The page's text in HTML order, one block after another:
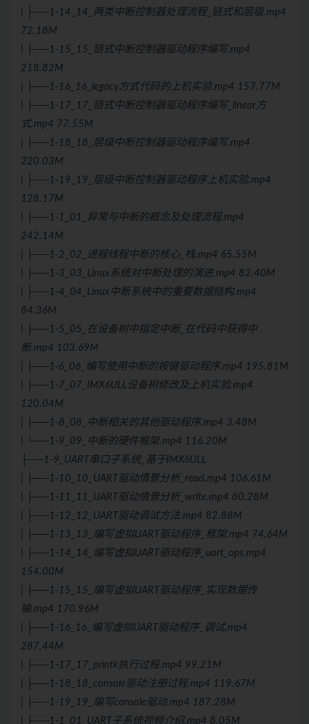
| ├──1-14_14_两类中断控制器处理流程_链式和层级.mp4
72.18M
| ├──1-15_15_链式中断控制器驱动程序编写.mp4
218.82M
| ├──1-16_16_legacy方式代码的上机实验.mp4 157.77M
| ├──1-17_17_链式中断控制器驱动程序编写_linear方
式.mp4 77.55M
| ├──1-18_18_层级中断控制器驱动程序编写.mp4
220.03M
| ├──1-19_19_层级中断控制器驱动程序上机实验.mp4
128.17M
| ├──1-1_01_异常与中断的概念及处理流程.mp4
242.14M
| ├──1-2_02_进程线程中断的核心_栈.mp4 65.55M
| ├──1-3_03_Linux系统对中断处理的演进.mp4 82.40M
| ├──1-4_04_Linux中断系统中的重要数据结构.mp4
84.36M
| ├──1-5_05_在设备树中指定中断_在代码中获得中
断.mp4 103.69M
| ├──1-6_06_编写使用中断的按键驱动程序.mp4 195.81M
| ├──1-7_07_IMX6ULL设备树修改及上机实验.mp4
120.04M
| ├──1-8_08_中断相关的其他驱动程序.mp4 3.48M
| └──1-9_09_中断的硬件框架.mp4 116.20M
├──1-9_UART串口子系统_基于IMX6ULL
| ├──1-10_10_UART驱动情景分析_read.mp4 106.61M
| ├──1-11_11_UART驱动情景分析_write.mp4 80.28M
| ├──1-12_12_UART驱动调试方法.mp4 82.88M
| ├──1-13_13_编写虚拟UART驱动程序_框架.mp4 74.64M
| ├──1-14_14_编写虚拟UART驱动程序_uart_ops.mp4
154.00M
| ├──1-15_15_编写虚拟UART驱动程序_实现数据传
输.mp4 170.96M
| ├──1-16_16_编写虚拟UART驱动程序_调试.mp4
287.44M
| ├──1-17_17_printk执行过程.mp4 99.21M
| ├──1-18_18_console驱动注册过程.mp4 119.67M
| ├──1-19_19_编写console驱动.mp4 187.28M
| ├──1-1_01_UART子系统视频介绍.mp4 8.05M